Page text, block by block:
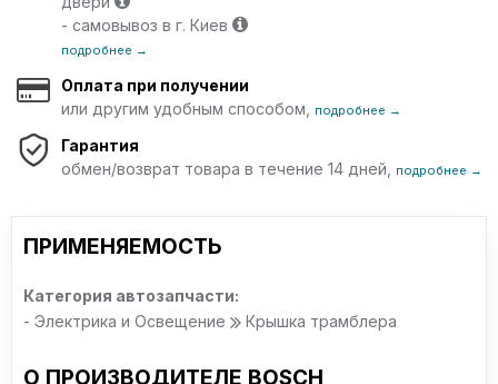
- самовывоз в г. Киев
подробнее →
Оплата при получении
или другим удобным способом,
подробнее →
Гарантия
обмен/возврат товара в течение 14 дней,
подробнее →
ПРИМЕНЯЕМОСТЬ
Категория автозапчасти:
- Электрика и Освещение
Крышка трамблера
О ПРОИЗВОДИТЕЛЕ BOSCH